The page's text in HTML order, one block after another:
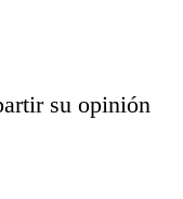
su opinión